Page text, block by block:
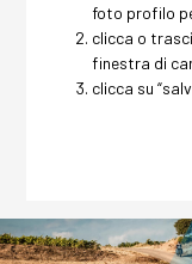
foto profilo
clicca o
finestra di
clicca su